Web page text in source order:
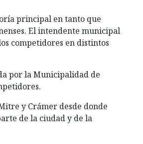
principal en tanto que
El intendente municipal
competidores en distintos
por la Municipalidad de
y Crámer desde donde
de la ciudad y de la